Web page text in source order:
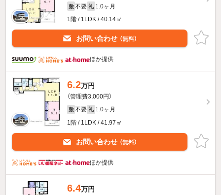
敷 不要 礼 1.0ヶ月
1階 / 1LDK / 40.14㎡
お問い合わせ （無料）
ほか提供
6.2万円
（管理費3,000円）
敷 不要 礼 1.0ヶ月
1階 / 1LDK / 41.97㎡
お問い合わせ （無料）
ほか提供
6.4万円